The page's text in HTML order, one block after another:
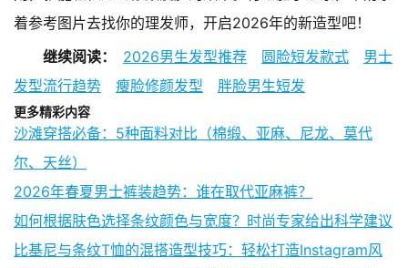
着参考图片去找你的理发师，开启2026年的新造型吧！
继续阅读：
2026男生发型推荐 圆脸短发款式
男士
发型流行趋势
瘦脸修颜发型 胖脸男生短发
更多精彩内容
沙滩穿搭必备：5种面料对比（棉缎、亚麻、尼龙、莫代
尔、天丝）
2026年春夏男士裤装趋势：谁在取代亚麻裤？
如何根据肤色选择条纹颜色与宽度？时尚专家给出科学建议
比基尼与条纹T恤的混搭造型技巧：轻松打造Instagram风